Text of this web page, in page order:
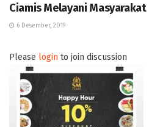
Ciamis Melayani Masyarakat
6 Desember, 2019
Please login to join discussion